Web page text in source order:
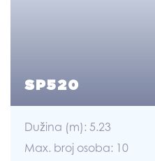
SP520
Dužina (m): 5.23
Max. broj osoba: 10